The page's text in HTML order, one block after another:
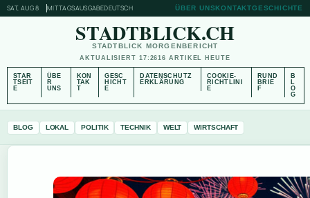
SAT, AUG 8 MITTAGSAUSGABEDEUTSCH ÜBER UNSKONTAKTGESCHICHTE
STADTBLICK.CH
STADTBLICK MORGENBERICHT
AKTUALISIERT 17:2616 ARTIKEL HEUTE
STAR
TSEIT
E
ÜBE
R
UNS
KON
TAK
T
GESC
HICHT
E
DATENSCHUTZ
ERKLÄRUNG
COOKIE-
RICHTLINI
E
RUND
BRIE
F
B
L
O
G
BLOG LOKAL POLITIK TECHNIK WELT WIRTSCHAFT